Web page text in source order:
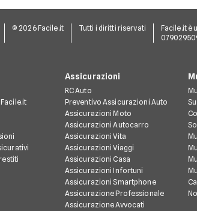
© 2026 Facile.it Tutti i diritti riservati Facile.it è
Assicurazioni
RC Auto
Preventivo Assicurazioni Auto
Assicurazioni Moto
Assicurazioni Autocarro
Assicurazioni Vita
Assicurazioni Viaggi
Assicurazioni Casa
Assicurazioni Infortuni
Assicurazioni Smartphone
Assicurazione Professionale
Assicurazione Avvocati